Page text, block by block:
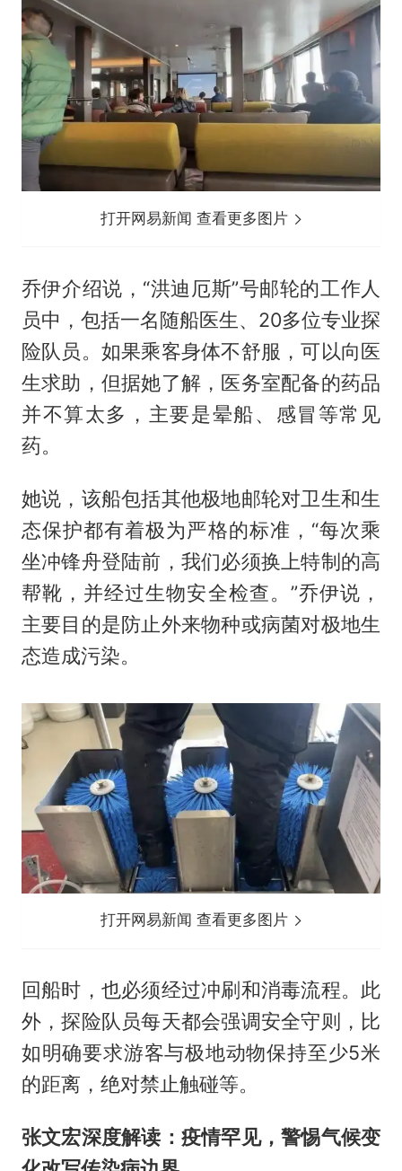
打开网易新闻 查看更多图片
乔伊介绍说，“洪迪厄斯”号邮轮的工作人
员中，包括一名随船医生、20多位专业探
险队员。如果乘客身体不舒服，可以向医
生求助，但据她了解，医务室配备的药品
并不算太多，主要是晕船、感冒等常见
药。
她说，该船包括其他极地邮轮对卫生和生
态保护都有着极为严格的标准，“每次乘
坐冲锋舟登陆前，我们必须换上特制的高
帮靴，并经过生物安全检查。”乔伊说，
主要目的是防止外来物种或病菌对极地生
态造成污染。
打开网易新闻 查看更多图片
回船时，也必须经过冲刷和消毒流程。此
外，探险队员每天都会强调安全守则，比
如明确要求游客与极地动物保持至少5米
的距离，绝对禁止触碰等。
张文宏深度解读：疫情罕见，警惕气候变